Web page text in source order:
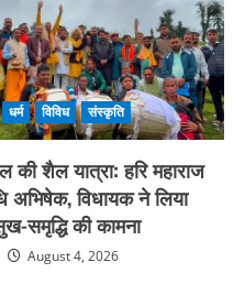
धर्म विविध संस्कृति
की शैल यात्रा: हरि महाराज
अभिषेक, विधायक ने लिया
समृद्धि की कामना
August 4, 2026